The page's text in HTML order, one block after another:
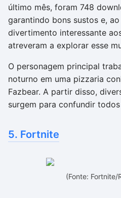
último mês, foram 748
garantindo bons sustos e,
divertimento interessante
atreveram a explorar esse
O personagem principal
noturno em uma pizzaria
Fazbear. A partir disso,
surgem para confundir
5. Fortnite
(Fonte: Fortnite/